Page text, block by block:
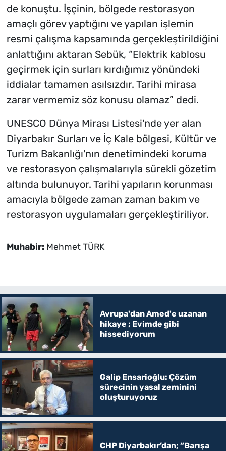
de konuştu. İşçinin, bölgede restorasyon
amaçlı görev yaptığını ve yapılan işlemin
resmi çalışma kapsamında gerçekleştirildiğini
anlattığını aktaran Sebük, “Elektrik kablosu
geçirmek için surları kırdığımız yönündeki
iddialar tamamen asılsızdır. Tarihi mirasa
zarar vermemiz söz konusu olamaz” dedi.
UNESCO Dünya Mirası Listesi'nde yer alan
Diyarbakır Surları ve İç Kale bölgesi, Kültür ve
Turizm Bakanlığı'nın denetimindeki koruma
ve restorasyon çalışmalarıyla sürekli gözetim
altında bulunuyor. Tarihi yapıların korunması
amacıyla bölgede zaman zaman bakım ve
restorasyon uygulamaları gerçekleştiriliyor.
Muhabir: Mehmet TÜRK
Avrupa'dan Amed'e uzanan
hikaye ; Evimde gibi
hissediyorum
Galip Ensarioğlu: Çözüm
sürecinin yasal zeminini
oluşturuyoruz
CHP Diyarbakır’dan; “Barışa